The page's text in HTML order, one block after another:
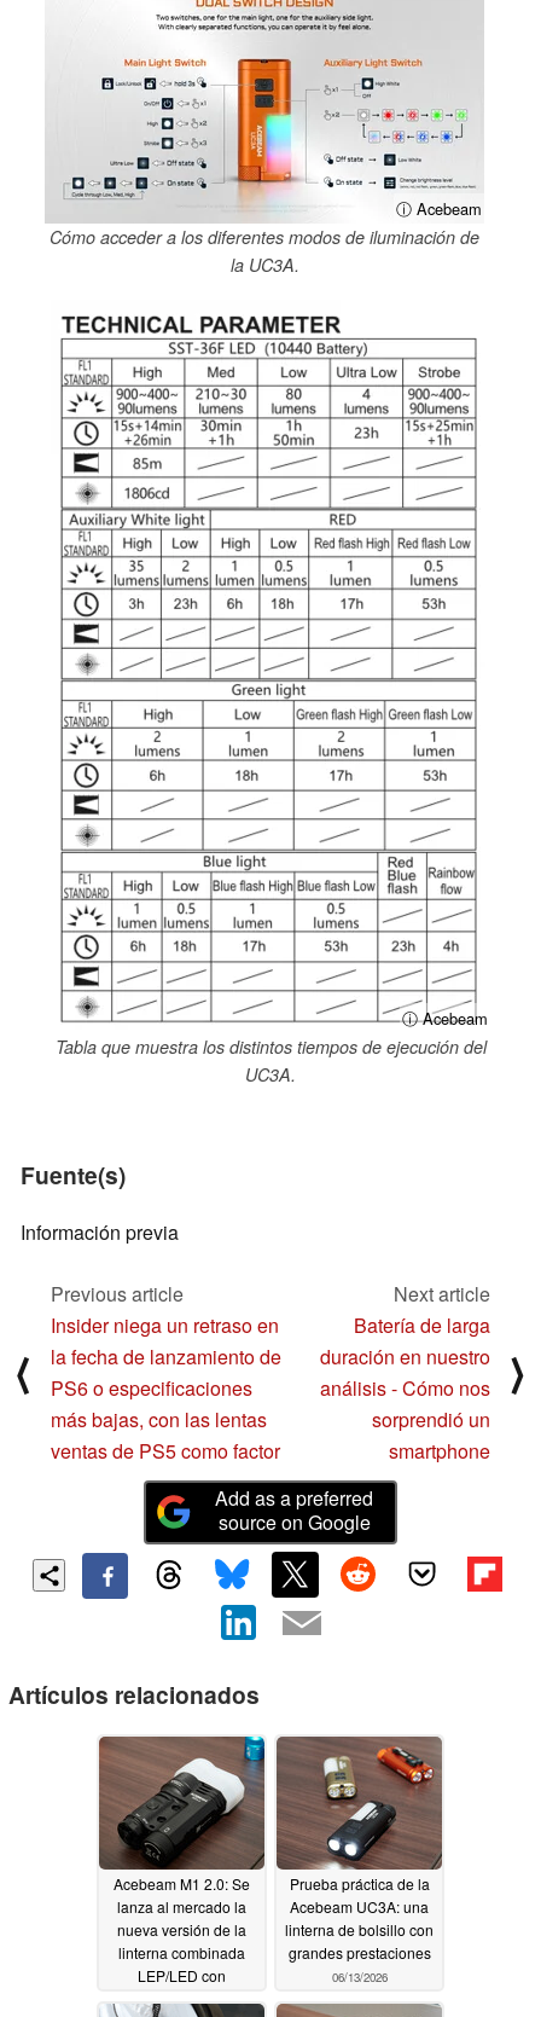
ⓘ Acebeam
Cómo acceder a los diferentes modos de iluminación de
la UC3A.
ⓘ Acebeam
Tabla que muestra los distintos tiempos de ejecución del
UC3A.
Fuente(s)
Información previa
⟨
Previous article
Insider niega un retraso en
la fecha de lanzamiento de
PS6 o especificaciones
más bajas, con las lentas
ventas de PS5 como factor
Next article
Batería de larga
duración en nuestro
análisis - Cómo nos
sorprendió un
smartphone
⟩
Add as a preferred
source on Google
Artículos relacionados
Acebeam M1 2.0: Se
lanza al mercado la
nueva versión de la
linterna combinada
LEP/LED con
descuento07/06/2026
Prueba práctica de la
Acebeam UC3A: una
linterna de bolsillo con
grandes prestaciones
06/13/2026